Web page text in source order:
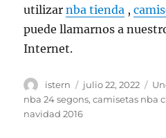
utilizarnba tienda ,
puede llamarnos a
Internet.
Autor
istern
Publicado
el
julio 22, 2022
nba 24 segons,camisetas nba
navidad 2016